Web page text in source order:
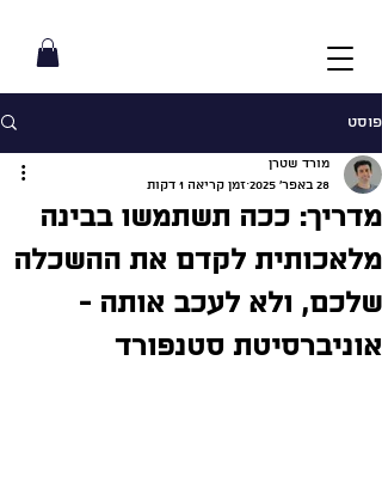
פוסט
מדריך: ככה תשתמשו בבינה
מלאכותית לקדם את ההשכלה
שלכם, ולא לעכב אותה -
אוניברסיטת סטנפורד
מורד שטרן
28 באפר׳ 2025
זמן קריאה 1 דקות